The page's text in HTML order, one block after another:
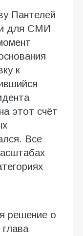
Пантелей
для СМИ
к
этот счёт
Все
решение о